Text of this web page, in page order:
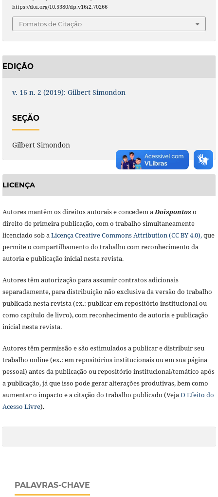
https://doi.org/10.5380/dp.v16i2.70266
Fomatos de Citação
EDIÇÃO
v. 16 n. 2 (2019): Gilbert Simondon
SEÇÃO
Gilbert Simondon
LICENÇA
Autores mantêm os direitos autorais e concedem a Doispontoso
direito de primeira publicação, com o trabalho simultaneamente
licenciado sob a Licença Creative Commons Attribution (CC BY 4.0),que
permite o compartilhamento do trabalho com reconhecimento da
autoria e publicação inicial nesta revista.
Autores têm autorização para assumir contratos adicionais
separadamente, para distribuição não exclusiva da versão do trabalho
publicada nesta revista (ex.: publicar em repositório institucional ou
como capítulo de livro), com reconhecimento de autoria e publicação
inicial nesta revista.
Autores têm permissão e são estimulados a publicar e distribuir seu
trabalho online (ex.: em repositórios institucionais ou em sua página
pessoal) antes da publicação ou repositório institucional/temático após
a publicação, já que isso pode gerar alterações produtivas, bem como
aumentar o impacto e a citação do trabalho publicado (Veja O Efeito do
Acesso Livre).
PALAVRAS-CHAVE